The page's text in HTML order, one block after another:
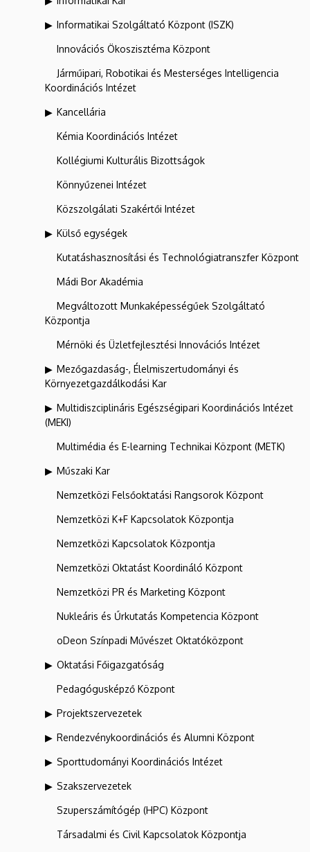
Informatikai Szolgáltató Központ (ISZK)
Innovációs Ökoszisztéma Központ
Járműipari, Robotikai és Mesterséges Intelligencia
Koordinációs Intézet
Kancellária
Kémia Koordinációs Intézet
Kollégiumi Kulturális Bizottságok
Könnyűzenei Intézet
Közszolgálati Szakértői Intézet
Külső egységek
Kutatáshasznosítási és Technológiatranszfer Központ
Mádi Bor Akadémia
Megváltozott Munkaképességűek Szolgáltató
Központja
Mérnöki és Üzletfejlesztési Innovációs Intézet
Mezőgazdaság-, Élelmiszertudományi és
Környezetgazdálkodási Kar
Multidiszciplináris Egészségipari Koordinációs Intézet
(MEKI)
Multimédia és E-learning Technikai Központ (METK)
Műszaki Kar
Nemzetközi Felsőoktatási Rangsorok Központ
Nemzetközi K+F Kapcsolatok Központja
Nemzetközi Kapcsolatok Központja
Nemzetközi Oktatást Koordináló Központ
Nemzetközi PR és Marketing Központ
Nukleáris és Űrkutatás Kompetencia Központ
oDeon Színpadi Művészet Oktatóközpont
Oktatási Főigazgatóság
Pedagógusképző Központ
Projektszervezetek
Rendezvénykoordinációs és Alumni Központ
Sporttudományi Koordinációs Intézet
Szakszervezetek
Szuperszámítógép (HPC) Központ
Társadalmi és Civil Kapcsolatok Központja